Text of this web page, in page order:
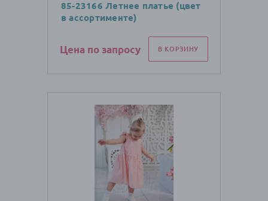
85-23166 Летнее платье (цвет
в ассортименте)
Цена по запросу В КОРЗИНУ